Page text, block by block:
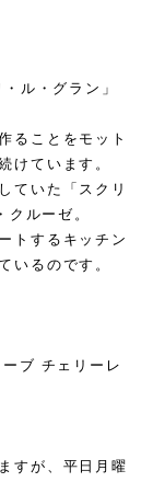
ル・グラン」
ることをモット
けています。
ていた「スクリ
ルーゼ。
トするキッチン
いるのです。
ブ チェリーレ
すが、平日月曜